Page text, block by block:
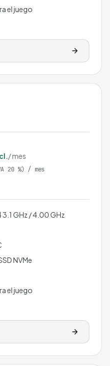
el juego
/ mes
20 %) / mes
GHz / 4.00 GHz
NVMe
el juego